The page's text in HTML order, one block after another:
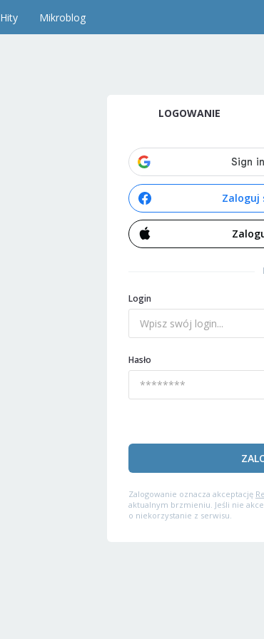
Hity Mikroblog
LOGOWANIE
Zaloguj
Login
Hasło
Zalogowanie oznacza akceptację
aktualnym brzmieniu. Jeśli nie
o niekorzystanie z serwisu.